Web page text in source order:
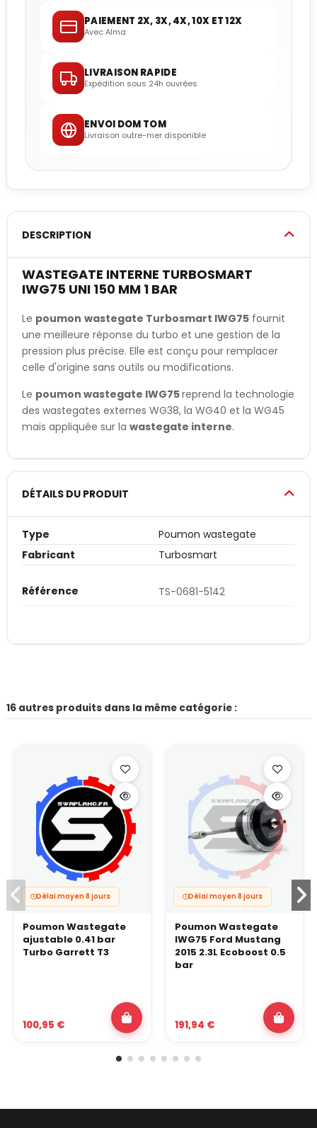
PAIEMENT 2X, 3X, 4X, 10X ET 12X
Avec Alma
LIVRAISON RAPIDE
Expédition sous 24h ouvrées
ENVOI DOM TOM
Livraison outre-mer disponible
DESCRIPTION
WASTEGATE INTERNE TURBOSMART
IWG75 UNI 150 MM 1 BAR
Le poumon wastegate Turbosmart IWG75 fournit
une meilleure réponse du turbo et une gestion de la
pression plus précise. Elle est conçu pour remplacer
celle d'origine sans outils ou modifications.
Le poumon wastegate IWG75reprend la technologie
des wastegates externes WG38, la WG40 et la WG45
mais appliquée sur la wastegate interne.
DÉTAILS DU PRODUIT
Type
Poumon wastegate
Fabricant
Turbosmart
Référence TS-0681-5142
16 autres produits dans la même catégorie :
Délai moyen 8 jours
Poumon Wastegate
ajustable 0.41 bar
Turbo Garrett T3
100,95 €
Délai moyen 8 jours
Poumon Wastegate
IWG75 Ford Mustang
2015 2.3L Ecoboost 0.5
bar
191,94 €